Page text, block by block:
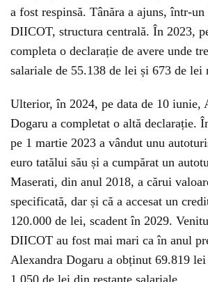
a fost respinsă. Tânăra a ajuns, într-
DIICOT, structura centrală. În 2023,
completa o declarație de avere unde
salariale de 55.138 de lei și 673 de lei
Ulterior, în 2024, pe data de 10 iunie,
Dogaru a completat o altă declarație.
pe 1 martie 2023 a vândut unu
euro tatălui său și a cumpărat un
Maserati, din anul 2018, a cărui
specificată, dar și că a accesat un
120.000 de lei, scadent în 2029.
DIICOT au fost mai mari ca în anul
Alexandra Dogaru a obținut 69.819
1.050 de lei din restanțe salariale.